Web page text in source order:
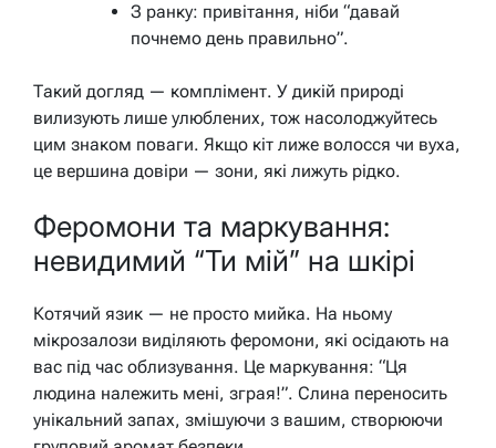
З ранку: привітання, ніби “давай
почнемо день правильно”.
Такий догляд — комплімент. У дикій природі
вилизують лише улюблених, тож насолоджуйтесь
цим знаком поваги. Якщо кіт лиже волосся чи вуха,
це вершина довіри — зони, які лижуть рідко.
Феромони та маркування:
невидимий “Ти мій” на шкірі
Котячий язик — не просто мийка. На ньому
мікрозалози виділяють феромони, які осідають на
вас під час облизування. Це маркування: “Ця
людина належить мені, зграя!”. Слина переносить
унікальний запах, змішуючи з вашим, створюючи